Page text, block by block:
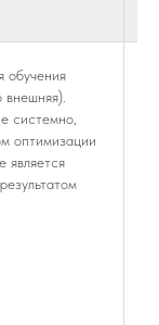
обучения
системно,
оптимизации
является